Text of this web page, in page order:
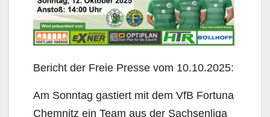
Bericht der Freie Presse vom 10.10.2025:
Am Sonntag gastiert mit dem VfB Fortuna
Chemnitz ein Team aus der Sachsenliga